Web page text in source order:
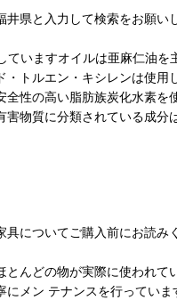
井県と入力して検索をお願い
いますオイルは亜麻仁油を
・トルエン・キシレンは使用
全性の高い脂肪族炭化水素を
害物質に分類されている成分
具についてご購入前にお読み
とんどの物が実際に使われて
にメン テナンスを行ってい